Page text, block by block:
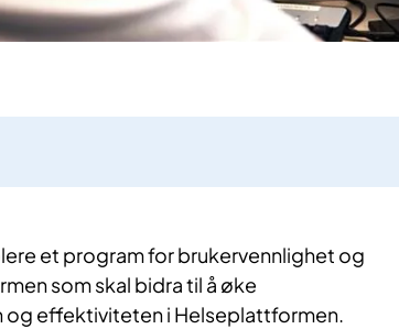
et program for brukervennlighet og
som skal bidra til å øke
og effektiviteten i Helseplattformen.